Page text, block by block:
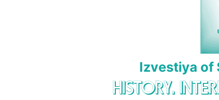
Izvestiya of
HISTORY.